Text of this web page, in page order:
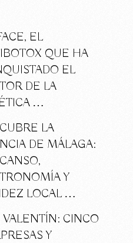
EL
QUE HA
EL
DE LA
…
LA
DE MÁLAGA:
Y
LOCAL …
VALENTÍN: CINCO
Y